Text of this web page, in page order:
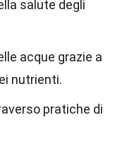
salute degli
acque grazie a
nutrienti.
pratiche di